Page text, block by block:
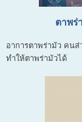
ตาพร่
อาการตาพร่ามัว คนส่
ทำให้ตาพร่ามัวได้